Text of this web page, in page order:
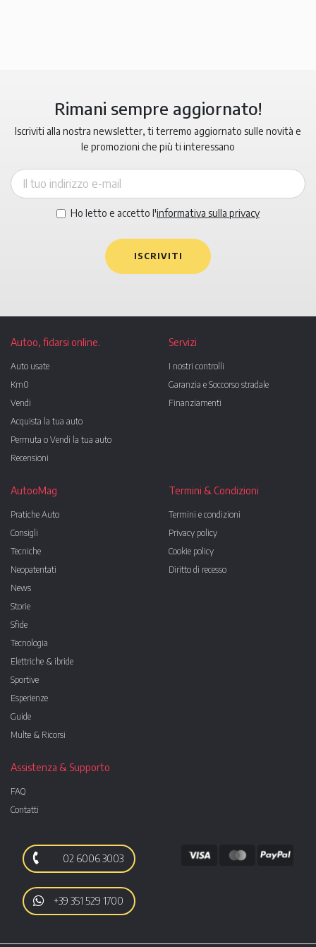
Rimani sempre aggiornato!
Iscriviti alla nostra newsletter, ti terremo aggiornato sulle novità e
le promozioni che più ti interessano
Ho letto e accetto l'informativa sulla privacy
ISCRIVITI
Autoo, fidarsi online.
Auto usate
Km0
Vendi
Acquista la tua auto
Permuta o Vendi la tua auto
Recensioni
Servizi
I nostri controlli
Garanzia e Soccorso stradale
Finanziamenti
AutooMag
Pratiche Auto
Consigli
Tecniche
Neopatentati
News
Storie
Sfide
Tecnologia
Elettriche & ibride
Sportive
Esperienze
Guide
Multe & Ricorsi
Termini & Condizioni
Termini e condizioni
Privacy policy
Cookie policy
Diritto di recesso
Assistenza & Supporto
FAQ
Contatti
02 6006 3003
+39 351 529 1700